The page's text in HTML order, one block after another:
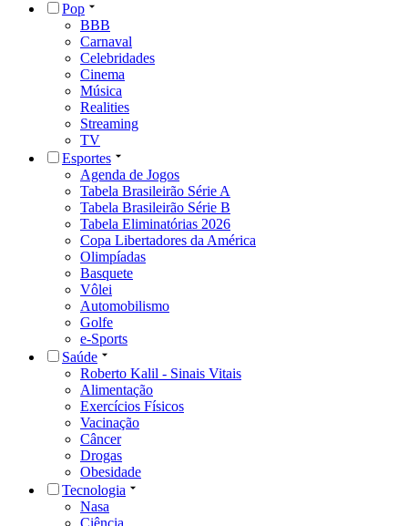
Pop
BBB
Carnaval
Celebridades
Cinema
Música
Realities
Streaming
TV
Esportes
Agenda de Jogos
Tabela Brasileirão Série A
Tabela Brasileirão Série B
Tabela Eliminatórias 2026
Copa Libertadores da América
Olimpíadas
Basquete
Vôlei
Automobilismo
Golfe
e-Sports
Saúde
Roberto Kalil - Sinais Vitais
Alimentação
Exercícios Físicos
Vacinação
Câncer
Drogas
Obesidade
Tecnologia
Nasa